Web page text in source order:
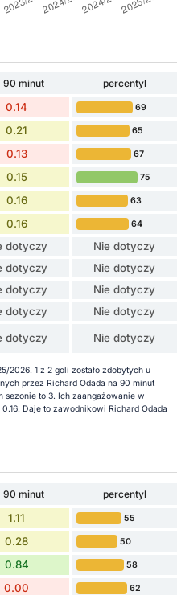
90 minut
percentyl
0.14 69
0.21 65
0.13 67
0.15 75
0.16 63
0.16 64
dotyczy Nie dotyczy
dotyczy Nie dotyczy
dotyczy Nie dotyczy
dotyczy Nie dotyczy
dotyczy Nie dotyczy
2026. 1 z 2 goli zostało zdobytych u
przez Richard Odada na 90 minut
sezonie to 3. Ich zaangażowanie w
Daje to zawodnikowi Richard Odada
90 minut
percentyl
1.11 55
0.28 50
0.84 58
0.00 62